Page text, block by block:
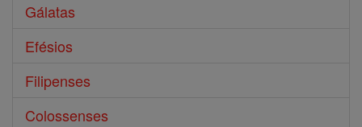
Gálatas
Efésios
Filipenses
Colossenses